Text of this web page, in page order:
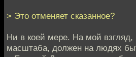
> Это отменяет сказанное?
Ни в коей мере. На мой
масштаба, должен на людях